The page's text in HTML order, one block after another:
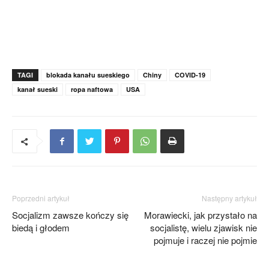
TAGI blokada kanału sueskiego Chiny
COVID-19
kanał sueski
ropa naftowa USA
Poprzedni artykuł
Socjalizm zawsze kończy się
biedą i głodem
Następny artykuł
Morawiecki, jak przystało na
socjalistę, wielu zjawisk nie
pojmuje i raczej nie pojmie